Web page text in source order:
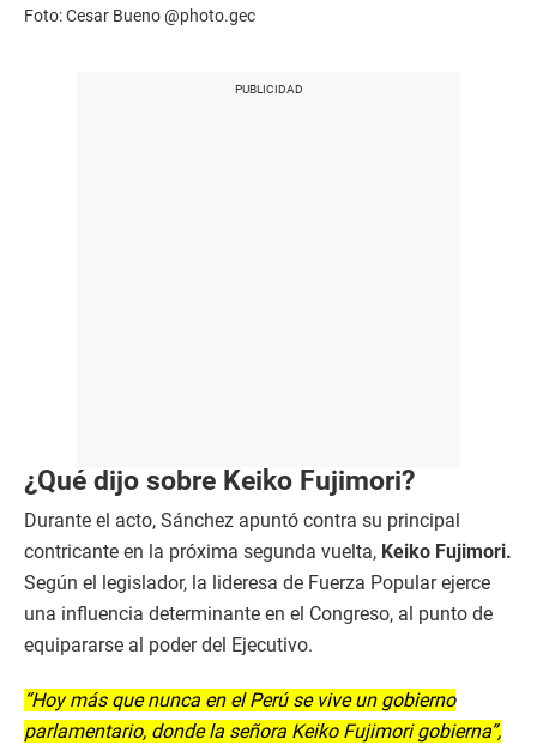
Foto: Cesar Bueno @photo.gec
¿Qué dijo sobre Keiko Fujimori?
Durante el acto, Sánchez apuntó contra su principal
contricante en la próxima segunda vuelta, Keiko Fujimori.
Según el legislador, la lideresa de Fuerza Popular ejerce
una influencia determinante en el Congreso, al punto de
equipararse al poder del Ejecutivo.
“Hoy más que nunca en el Perú se vive un gobierno
parlamentario, donde la señora Keiko Fujimori gobierna”,